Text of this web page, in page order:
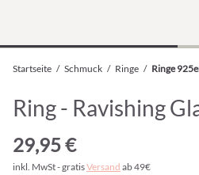
Startseite / Schmuck / Ringe / Ringe
Ring - Ravishing
29,95 €
inkl. MwSt - gratisVersand ab 49€